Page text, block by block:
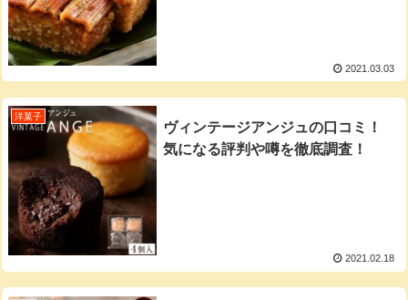
2021.03.03
洋菓子
ヴィンテージアンジュの口コミ！
気になる評判や噂を徹底調査！
2021.02.18